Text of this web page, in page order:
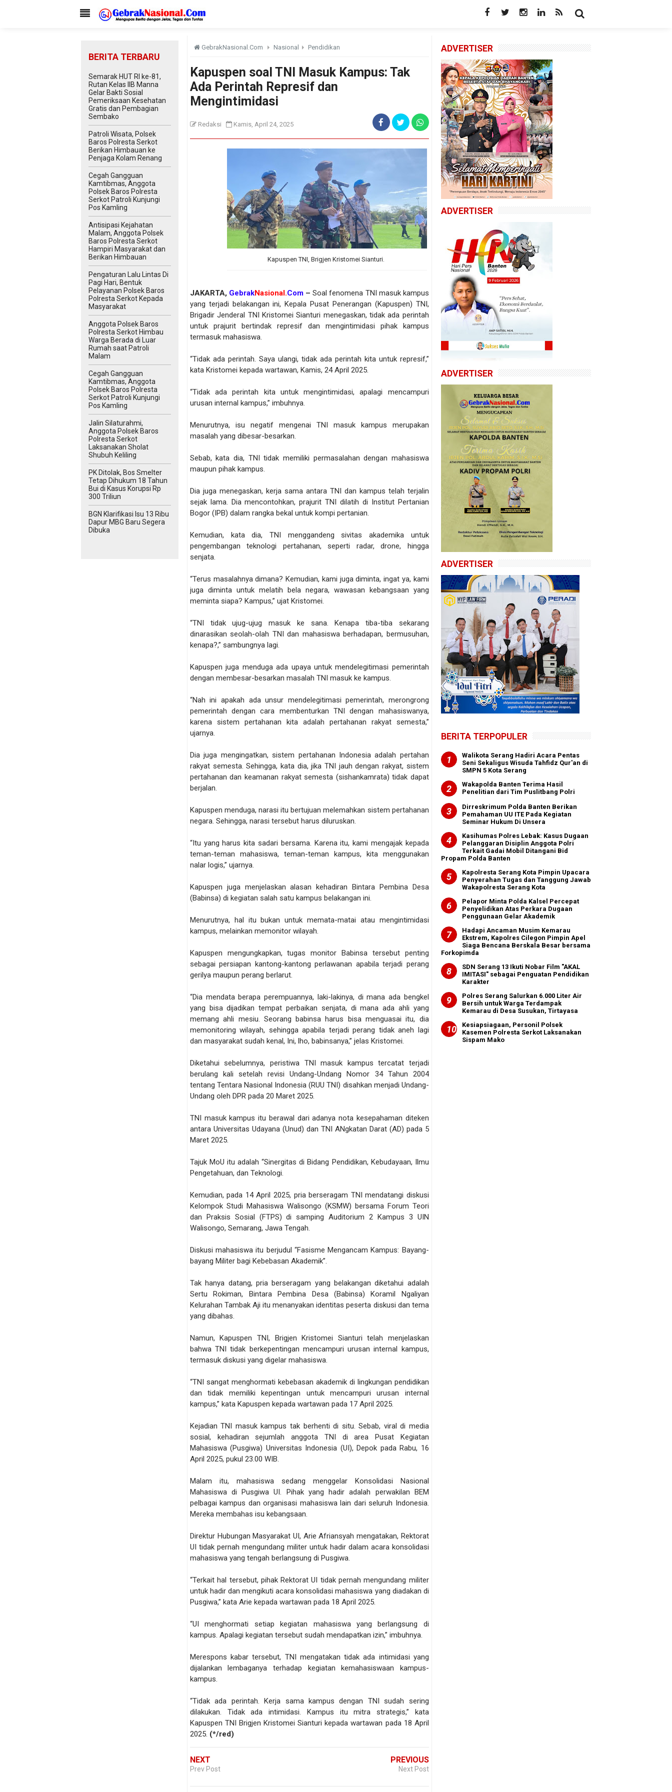
GebrakNasional.Com Nasional Pendidikan
Kapuspen soal TNI Masuk Kampus: Tak
Ada Perintah Represif dan
Mengintimidasi
Redaksi Kamis, April 24, 2025
Kapuspen TNI, Brigjen Kristomei Sianturi.
JAKARTA, GebrakNasional.Com – Soal fenomena TNI masuk kampus
yang terjadi belakangan ini, Kepala Pusat Penerangan (Kapuspen) TNI,
Brigadir Jenderal TNI Kristomei Sianturi menegaskan, tidak ada perintah
untuk prajurit bertindak represif dan mengintimidasi pihak kampus
termasuk mahasiswa.
“Tidak ada perintah. Saya ulangi, tidak ada perintah kita untuk represif,”
kata Kristomei kepada wartawan, Kamis, 24 April 2025.
“Tidak ada perintah kita untuk mengintimidasi, apalagi mencampuri
urusan internal kampus,” imbuhnya.
Menurutnya, isu negatif mengenai TNI masuk kampus merupakan
masalah yang dibesar-besarkan.
Sebab, kata dia, TNI tidak memiliki permasalahan dengan mahasiswa
maupun pihak kampus.
Dia juga menegaskan, kerja sama antara TNI dan kampus telah terjalin
sejak lama. Dia mencontohkan, prajurit TNI dilatih di Institut Pertanian
Bogor (IPB) dalam rangka bekal untuk kompi pertanian.
Kemudian, kata dia, TNI menggandeng sivitas akademika untuk
pengembangan teknologi pertahanan, seperti radar, drone, hingga
senjata.
“Terus masalahnya dimana? Kemudian, kami juga diminta, ingat ya, kami
juga diminta untuk melatih bela negara, wawasan kebangsaan yang
meminta siapa? Kampus,” ujat Kristomei.
“TNI tidak ujug-ujug masuk ke sana. Kenapa tiba-tiba sekarang
dinarasikan seolah-olah TNI dan mahasiswa berhadapan, bermusuhan,
kenapa?,” sambungnya lagi.
Kapuspen juga menduga ada upaya untuk mendelegitimasi pemerintah
dengan membesar-besarkan masalah TNI masuk ke kampus.
“Nah ini apakah ada unsur mendelegitimasi pemerintah, merongrong
pemerintah dengan cara membenturkan TNI dengan mahasiswanya,
karena sistem pertahanan kita adalah pertahanan rakyat semesta,”
ujarnya.
Dia juga mengingatkan, sistem pertahanan Indonesia adalah pertahan
rakyat semesta. Sehingga, kata dia, jika TNI jauh dengan rakyat, sistem
pertahanan dan keamanan rakyat semesta (sishankamrata) tidak dapat
berjalan.
Kapuspen menduga, narasi itu bertujuan melemahkan sistem pertahanan
negara. Sehingga, narasi tersebut harus diluruskan.
“Itu yang harus kita sadari bersama. Karena itu, kami mengajak kepada
teman-teman mahasiswa, teman-teman kampus, kita menggunakan
nalar logis,” ujarnya.
Kapuspen juga menjelaskan alasan kehadiran Bintara Pembina Desa
(Babinsa) di kegiatan salah satu kampus belakangan ini.
Menurutnya, hal itu bukan untuk memata-matai atau mengintimidasi
kampus, melainkan memonitor wilayah.
Kapuspen mengungkapkan, tugas monitor Babinsa tersebut penting
sebagai persiapan kantong-kantong perlawanan apabila terjadi perang
gerilya maupun perang berlarut.
“Dia mendata berapa perempuannya, laki-lakinya, di mana ada bengkel
yang bisa dijadikan tempat perbaikan senjata, di mana ada ahli yang
memang ahli mesiu. Seorang babinsa harus bisa menguasai itu, dia
memonitoring wilayah, sehingga apabila terjadi perang tidak aneh lagi
dan masyarakat sudah kenal, Ini, lho, babinsanya,” jelas Kristomei.
Diketahui sebelumnya, peristiwa TNI masuk kampus tercatat terjadi
berulang kali setelah revisi Undang-Undang Nomor 34 Tahun 2004
tentang Tentara Nasional Indonesia (RUU TNI) disahkan menjadi Undang-
Undang oleh DPR pada 20 Maret 2025.
TNI masuk kampus itu berawal dari adanya nota kesepahaman diteken
antara Universitas Udayana (Unud) dan TNI ANgkatan Darat (AD) pada 5
Maret 2025.
Tajuk MoU itu adalah “Sinergitas di Bidang Pendidikan, Kebudayaan, Ilmu
Pengetahuan, dan Teknologi.
Kemudian, pada 14 April 2025, pria berseragam TNI mendatangi diskusi
Kelompok Studi Mahasiswa Walisongo (KSMW) bersama Forum Teori
dan Praksis Sosial (FTPS) di samping Auditorium 2 Kampus 3 UIN
Walisongo, Semarang, Jawa Tengah.
Diskusi mahasiswa itu berjudul “Fasisme Mengancam Kampus: Bayang-
bayang Militer bagi Kebebasan Akademik”.
Tak hanya datang, pria berseragam yang belakangan diketahui adalah
Sertu Rokiman, Bintara Pembina Desa (Babinsa) Koramil Ngaliyan
Kelurahan Tambak Aji itu menanyakan identitas peserta diskusi dan tema
yang dibahas.
Namun, Kapuspen TNI, Brigjen Kristomei Sianturi telah menjelaskan
bahwa TNI tidak berkepentingan mencampuri urusan internal kampus,
termasuk diskusi yang digelar mahasiswa.
“TNI sangat menghormati kebebasan akademik di lingkungan pendidikan
dan tidak memiliki kepentingan untuk mencampuri urusan internal
kampus,” kata Kapuspen kepada wartawan pada 17 April 2025.
Kejadian TNI masuk kampus tak berhenti di situ. Sebab, viral di media
sosial, kehadiran sejumlah anggota TNI di area Pusat Kegiatan
Mahasiswa (Pusgiwa) Universitas Indonesia (UI), Depok pada Rabu, 16
April 2025, pukul 23.00 WIB.
Malam itu, mahasiswa sedang menggelar Konsolidasi Nasional
Mahasiswa di Pusgiwa UI. Pihak yang hadir adalah perwakilan BEM
pelbagai kampus dan organisasi mahasiswa lain dari seluruh Indonesia.
Mereka membahas isu kebangsaan.
Direktur Hubungan Masyarakat UI, Arie Afriansyah mengatakan, Rektorat
UI tidak pernah mengundang militer untuk hadir dalam acara konsolidasi
mahasiswa yang tengah berlangsung di Pusgiwa.
“Terkait hal tersebut, pihak Rektorat UI tidak pernah mengundang militer
untuk hadir dan mengikuti acara konsolidasi mahasiswa yang diadakan di
Pusgiwa,” kata Arie kepada wartawan pada 18 April 2025.
“UI menghormati setiap kegiatan mahasiswa yang berlangsung di
kampus. Apalagi kegiatan tersebut sudah mendapatkan izin,” imbuhnya.
Merespons kabar tersebut, TNI mengatakan tidak ada intimidasi yang
dijalankan lembaganya terhadap kegiatan kemahasiswaan kampus-
kampus.
“Tidak ada perintah. Kerja sama kampus dengan TNI sudah sering
dilakukan. Tidak ada intimidasi. Kampus itu mitra strategis,” kata
Kapuspen TNI Brigjen Kristomei Sianturi kepada wartawan pada 18 April
2025. (*/red)
NEXT
Prev Post
PREVIOUS
Next Post
BERITA TERBARU
Semarak HUT RI ke-81,
Rutan Kelas IIB Manna
Gelar Bakti Sosial
Pemeriksaan Kesehatan
Gratis dan Pembagian
Sembako
Patroli Wisata, Polsek
Baros Polresta Serkot
Berikan Himbauan ke
Penjaga Kolam Renang
Cegah Gangguan
Kamtibmas, Anggota
Polsek Baros Polresta
Serkot Patroli Kunjungi
Pos Kamling
Antisipasi Kejahatan
Malam, Anggota Polsek
Baros Polresta Serkot
Hampiri Masyarakat dan
Berikan Himbauan
Pengaturan Lalu Lintas Di
Pagi Hari, Bentuk
Pelayanan Polsek Baros
Polresta Serkot Kepada
Masyarakat
Anggota Polsek Baros
Polresta Serkot Himbau
Warga Berada di Luar
Rumah saat Patroli
Malam
Cegah Gangguan
Kamtibmas, Anggota
Polsek Baros Polresta
Serkot Patroli Kunjungi
Pos Kamling
Jalin Silaturahmi,
Anggota Polsek Baros
Polresta Serkot
Laksanakan Sholat
Shubuh Keliling
PK Ditolak, Bos Smelter
Tetap Dihukum 18 Tahun
Bui di Kasus Korupsi Rp
300 Triliun
BGN Klarifikasi Isu 13 Ribu
Dapur MBG Baru Segera
Dibuka
ADVERTISER
ADVERTISER
ADVERTISER
ADVERTISER
BERITA TERPOPULER
Walikota Serang Hadiri Acara Pentas
Seni Sekaligus Wisuda Tahfidz Qur'an di
SMPN 5 Kota Serang
Wakapolda Banten Terima Hasil
Penelitian dari Tim Puslitbang Polri
Dirreskrimum Polda Banten Berikan
Pemahaman UU ITE Pada Kegiatan
Seminar Hukum Di Unsera
Kasihumas Polres Lebak: Kasus Dugaan
Pelanggaran Disiplin Anggota Polri
Terkait Gadai Mobil Ditangani Bid
Propam Polda Banten
Kapolresta Serang Kota Pimpin Upacara
Penyerahan Tugas dan Tanggung Jawab
Wakapolresta Serang Kota
Pelapor Minta Polda Kalsel Percepat
Penyelidikan Atas Perkara Dugaan
Penggunaan Gelar Akademik
Hadapi Ancaman Musim Kemarau
Ekstrem, Kapolres Cilegon Pimpin Apel
Siaga Bencana Berskala Besar bersama
Forkopimda
SDN Serang 13 Ikuti Nobar Film "AKAL
IMITASI" sebagai Penguatan Pendidikan
Karakter
Polres Serang Salurkan 6.000 Liter Air
Bersih untuk Warga Terdampak
Kemarau di Desa Susukan, Tirtayasa
Kesiapsiagaan, Personil Polsek
Kasemen Polresta Serkot Laksanakan
Sispam Mako